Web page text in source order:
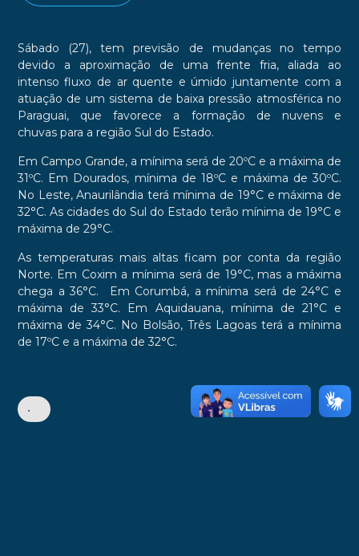
Sábado (27), tem previsão de mudanças no tempo
devido a aproximação de uma frente fria, aliada ao
intenso fluxo de ar quente e úmido juntamente com a
atuação de um sistema de baixa pressão atmosférica no
Paraguai, que favorece a formação de nuvens e
chuvas para a região Sul do Estado.
Em Campo Grande, a mínima será de 20ºC e a máxima de
31ºC. Em Dourados, mínima de 18ºC e máxima de 30ºC.
No Leste, Anaurilândia terá mínima de 19°C e máxima de
32°C. As cidades do Sul do Estado terão mínima de 19°C e
máxima de 29°C.
As temperaturas mais altas ficam por conta da região
Norte. Em Coxim a mínima será de 19°C, mas a máxima
chega a 36°C. Em Corumbá, a mínima será de 24°C e
máxima de 33°C. Em Aquidauana, mínima de 21°C e
máxima de 34°C. No Bolsão, Três Lagoas terá a mínima
de 17ºC e a máxima de 32°C.
•